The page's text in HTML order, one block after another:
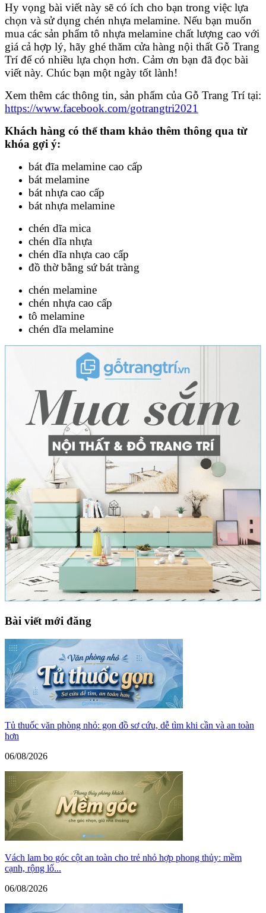
Hy vọng bài viết này sẽ có ích cho bạn trong việc lựa
chọn và sử dụng chén nhựa melamine. Nếu bạn muốn
mua các sản phẩm tô nhựa melamine chất lượng cao với
giá cả hợp lý, hãy ghé thăm cửa hàng nội thất Gỗ Trang
Trí để có nhiều lựa chọn hơn. Cảm ơn bạn đã đọc bài
viết này. Chúc bạn một ngày tốt lành!
Xem thêm các thông tin, sản phẩm của Gỗ Trang Trí tại:
https://www.facebook.com/gotrangtri2021
Khách hàng có thể tham khảo thêm thông qua từ
khóa gợi ý:
bát đĩa melamine cao cấp
bát melamine
bát nhựa cao cấp
bát nhựa melamine
chén dĩa mica
chén dĩa nhựa
chén dĩa nhựa cao cấp
đồ thờ bằng sứ bát tràng
chén melamine
chén nhựa cao cấp
tô melamine
chén dĩa melamine
Bài viết mới đăng
Tủ thuốc văn phòng nhỏ: gọn đồ sơ cứu, dễ tìm khi cần và an toàn
hơn
06/08/2026
Vách lam bo góc cột an toàn cho trẻ nhỏ hợp phong thủy: mềm
cạnh, rộng lố...
06/08/2026